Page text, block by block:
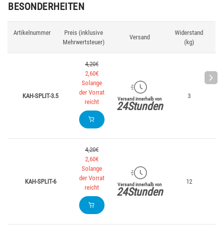
BESONDERHEITEN
Artikelnummer
Preis (inklusive
Mehrwertsteuer)
Versand
Widerstand
(kg)
KAH-SPLIT-3.5
4,20€
2,60€
Solange
der Vorrat
reicht
Versand innerhalb von
24Stunden
3
KAH-SPLIT-6
4,20€
2,60€
Solange
der Vorrat
reicht
Versand innerhalb von
24Stunden
12